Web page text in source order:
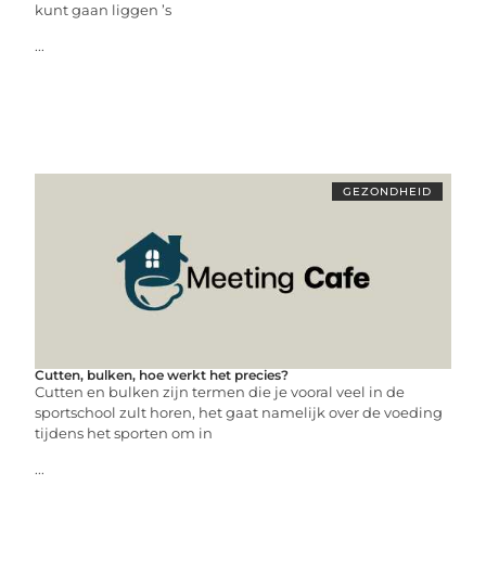
kunt gaan liggen ’s
...
GEZONDHEID
Cutten, bulken, hoe werkt het precies?
Cutten en bulken zijn termen die je vooral veel in de
sportschool zult horen, het gaat namelijk over de voeding
tijdens het sporten om in
...